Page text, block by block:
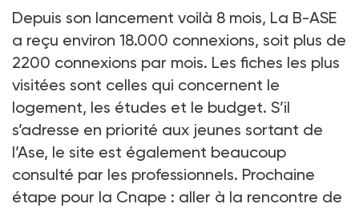
Depuis son lancement voilà 8 mois, La B-ASE
a reçu environ 18.000 connexions, soit plus de
2200 connexions par mois. Les fiches les plus
visitées sont celles qui concernent le
logement, les études et le budget. S’il
s’adresse en priorité aux jeunes sortant de
l’Ase, le site est également beaucoup
consulté par les professionnels. Prochaine
étape pour la Cnape : aller à la rencontre de